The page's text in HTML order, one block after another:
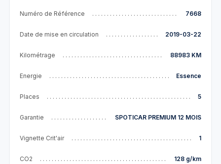
Numéro de Référence 7668
Date de mise en circulation 2019-03-22
Kilométrage 88983 KM
Energie Essence
Places 5
Garantie SPOTICAR PREMIUM 12 MOIS
Vignette Crit'air 1
CO2 128 g/km